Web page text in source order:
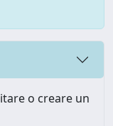
o creare un